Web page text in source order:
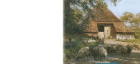
het IJslands werd vertaald.
In 1998 verscheen 'Het
noordelijk gevoel', met verhalen
over Noord-Canada, Groenland,